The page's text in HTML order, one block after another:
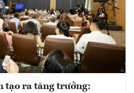
tạo ra tăng trưởng: